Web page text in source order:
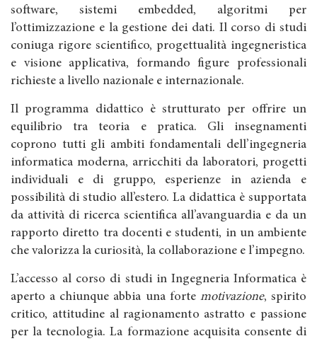
software, sistemi embedded, algoritmi per
l’ottimizzazione e la gestione dei dati. Il corso di studi
coniuga rigore scientifico, progettualità ingegneristica
e visione applicativa, formando figure professionali
richieste a livello nazionale e internazionale.
Il programma didattico è strutturato per offrire un
equilibrio tra teoria e pratica. Gli insegnamenti
coprono tutti gli ambiti fondamentali dell’ingegneria
informatica moderna, arricchiti da laboratori, progetti
individuali e di gruppo, esperienze in azienda e
possibilità di studio all’estero. La didattica è supportata
da attività di ricerca scientifica all’avanguardia e da un
rapporto diretto tra docenti e studenti, in un ambiente
che valorizza la curiosità, la collaborazione e l’impegno.
L’accesso al corso di studi in Ingegneria Informatica è
aperto a chiunque abbia una forte motivazione, spirito
critico, attitudine al ragionamento astratto e passione
per la tecnologia. La formazione acquisita consente di